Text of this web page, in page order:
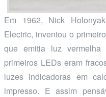
Em 1962, Nick
Electric, inventou o
que emitia luz
primeiros LEDs eram
luzes indicadoras em
impresso. E assim